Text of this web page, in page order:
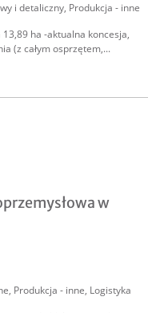
i detaliczny, Produkcja - inne
ha -aktualna koncesja,
(z całym osprzętem,...
w
, Produkcja - inne, Logistyka